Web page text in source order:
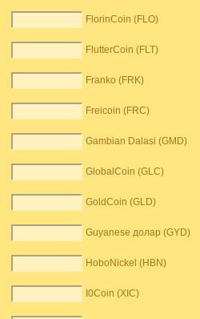
FlorinCoin (FLO)
FlutterCoin (FLT)
Franko (FRK)
Freicoin (FRC)
Gambian Dalasi (GMD)
GlobalCoin (GLC)
GoldCoin (GLD)
Guyanese долар (GYD)
HoboNickel (HBN)
I0Coin (XIC)